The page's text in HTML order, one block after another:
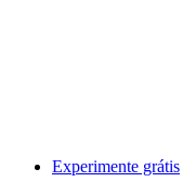
Experimente grátis